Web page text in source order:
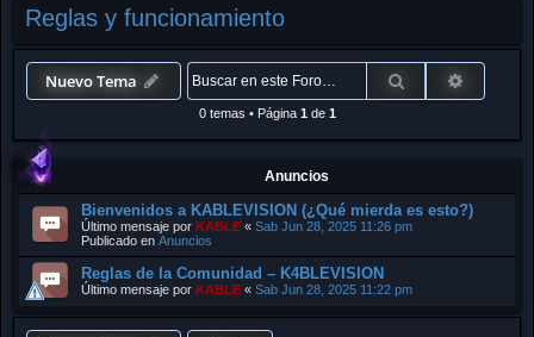
Reglas y funcionamiento
Nuevo Tema Buscar
0 temas • Página 1 de 1
Anuncios
Bienvenidos a KABLEVISION (¿Qué mierda es esto?)
Último mensaje por KABLE « Sab Jun 28, 2025 11:26 pm
Publicado en Anuncios
Reglas de la Comunidad – K4BLEVISION
Último mensaje por KABLE « Sab Jun 28, 2025 11:22 pm